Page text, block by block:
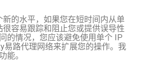
的水平，如果您在短时间内从单
容易跟踪和阻止您或提供误导性
的情况，您应该避免使用单个 IP
易路代理网络来扩展您的操作。我
能。